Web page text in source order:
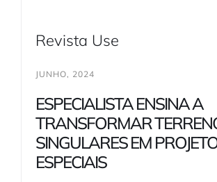
Revista Use
JUNHO, 2024
ESPECIALISTA ENSINA A
TRANSFORMAR
SINGULARES EM
ESPECIAIS